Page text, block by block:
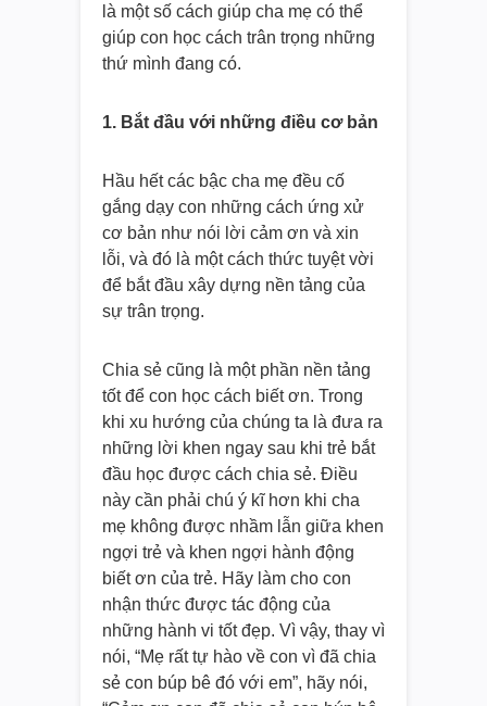
là một số cách giúp cha mẹ có thể
giúp con học cách trân trọng những
thứ mình đang có.
1. Bắt đầu với những điều cơ bản
Hầu hết các bậc cha mẹ đều cố
gắng dạy con những cách ứng xử
cơ bản như nói lời cảm ơn và xin
lỗi, và đó là một cách thức tuyệt vời
để bắt đầu xây dựng nền tảng của
sự trân trọng.
Chia sẻ cũng là một phần nền tảng
tốt để con học cách biết ơn. Trong
khi xu hướng của chúng ta là đưa ra
những lời khen ngay sau khi trẻ bắt
đầu học được cách chia sẻ. Điều
này cần phải chú ý kĩ hơn khi cha
mẹ không được nhầm lẫn giữa khen
ngợi trẻ và khen ngợi hành động
biết ơn của trẻ. Hãy làm cho con
nhận thức được tác động của
những hành vi tốt đẹp. Vì vậy, thay vì
nói, “Mẹ rất tự hào về con vì đã chia
sẻ con búp bê đó với em”, hãy nói,